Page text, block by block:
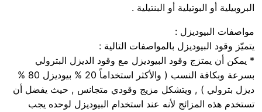
البروبيلية أو البوتيلية أو البنتيلية .
مواصفات البيوديزل :
يتميّز وقود البيوديزل بالمواصفات التالية :
* يمكن أن يمتزج وقود البيوديزل مع وقود الديزل البترولي
بسرعة وبكافة النسب ( والأكثر استخداماً 20 % بيوديزل 80 %
ديزل بترولي ) , ويتشكل مزيج وقودي متجانس , حيث يفضل أن
تستخدم هذه المزائج لأنه عند استخدام البيوديزل لوحده يجب